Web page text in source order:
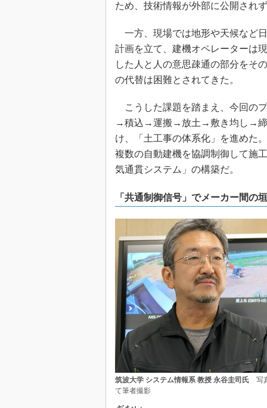
ため、技術情報が外部に公開され
一方、現場では地形や天候など
計画を立て、建機オペレーターは
した人と人の意思疎通の部分をそ
の代替は困難とされてきた。
こうした課題を踏まえ、今回の
→積込→運搬→放土→敷き均し→締
け、「土工事の体系化」を進めた
複数の自動建機を協調制御して施
気通貫システム」の構築だ。
「共通制御信号」でメーカー間の
筑波大学 システム情報系 教授 永谷圭司氏 写
て筆者撮影